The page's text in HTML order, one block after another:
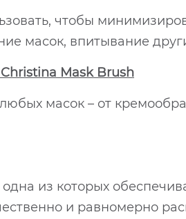
чтобы
масок, впитывание
Mask Brush
масок – от
из которых
и равномерно